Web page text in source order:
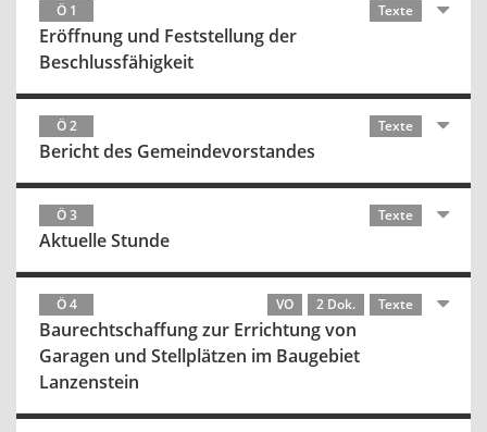
Ö 1 Texte
Eröffnung und Feststellung der
Beschlussfähigkeit
Ö 2 Texte
Bericht des Gemeindevorstandes
Ö 3 Texte
Aktuelle Stunde
Ö 4 VO 2 Dok. Texte
Baurechtschaffung zur Errichtung von
Garagen und Stellplätzen im Baugebiet
Lanzenstein